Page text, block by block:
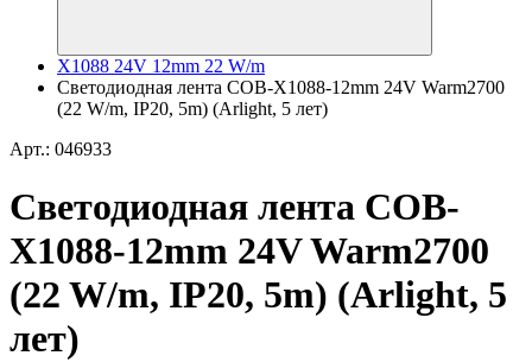
X1088 24V 12mm 22 W/m
Светодиодная лента COB-X1088-12mm 24V Warm2700
(22 W/m, IP20, 5m) (Arlight, 5 лет)
Арт.: 046933
Светодиодная лента COB-
X1088-12mm 24V Warm2700
(22 W/m, IP20, 5m) (Arlight, 5
лет)